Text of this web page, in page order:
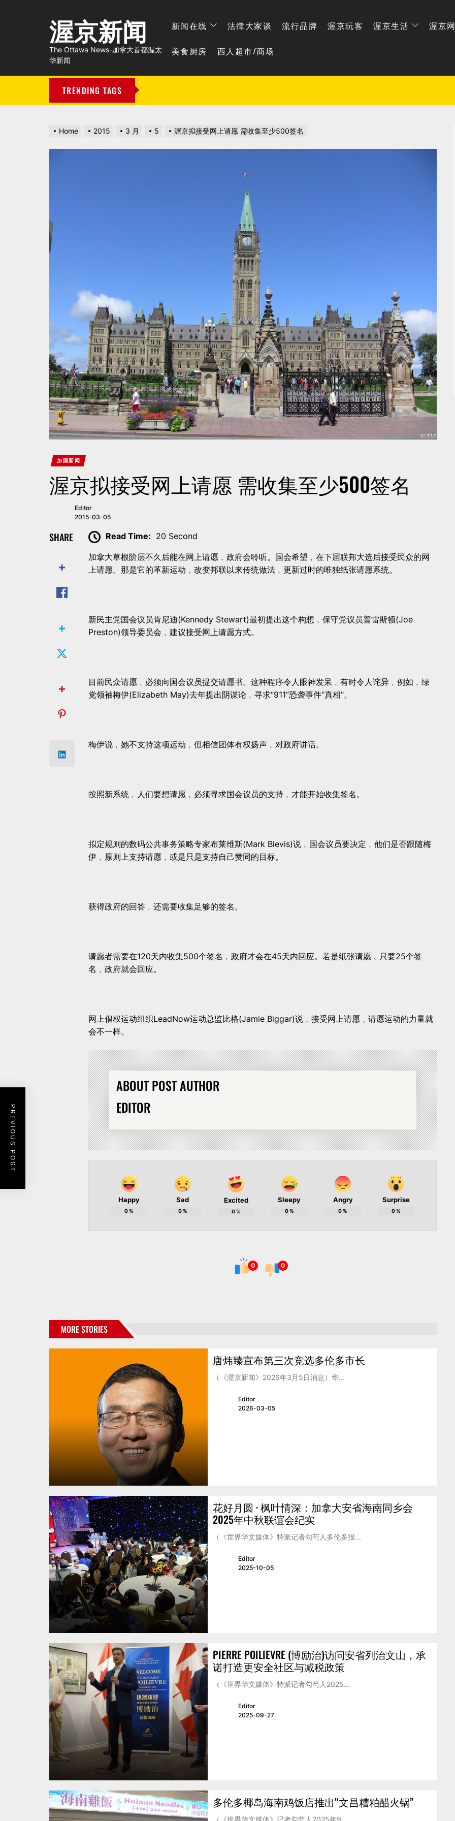
渥京新闻
The Ottawa News-加拿大首都渥太
华新闻
新闻在线 法律大家谈 流行品牌 渥京玩客 渥京生活 渥京
美食厨房 西人超市/商场
TRENDING TAGS
Home 2015 3 月 5 渥京拟接受网上请愿 需收集至少500签名
加国新闻
渥京拟接受网上请愿 需收集至少500签名
Editor
2015-03-05
SHARE Read Time: 20 Second
加拿大草根阶层不久后能在网上请愿﹐政府会聆听。国会希望﹐在下届联邦大选后接受民众的网
上请愿。那是它的革新运动﹐改变邦联以来传统做法﹐更新过时的唯独纸张请愿系统。
新民主党国会议员肯尼迪(Kennedy Stewart)最初提出这个构想﹐保守党议员普雷斯顿(Joe
Preston)领导委员会﹐建议接受网上请愿方式。
目前民众请愿﹐必须向国会议员提交请愿书。这种程序令人眼神发呆﹐有时令人诧异﹐例如﹐绿
党领袖梅伊(Elizabeth May)去年提出阴谋论﹐寻求“911”恐袭事件“真相”。
梅伊说﹐她不支持这项运动﹐但相信团体有权扬声﹐对政府讲话。
按照新系统﹐人们要想请愿﹐必须寻求国会议员的支持﹐才能开始收集签名。
拟定规则的数码公共事务策略专家布莱维斯(Mark Blevis)说﹐国会议员要决定﹐他们是否跟随梅
伊﹐原则上支持请愿﹐或是只是支持自己赞同的目标。
获得政府的回答﹐还需要收集足够的签名。
请愿者需要在120天内收集500个签名﹐政府才会在45天内回应。若是纸张请愿﹐只要25个签
名﹐政府就会回应。
网上倡权运动组织LeadNow运动总监比格(Jamie Biggar)说﹐接受网上请愿﹐请愿运动的力量就
会不一样。
ABOUT POST AUTHOR
EDITOR
Happy
0%
Sad
0%
Excited
0%
Sleepy
0%
Angry
0%
Surprise
0%
0 0
PREVIOUS POST
MORE STORIES
唐炜臻宣布第三次竞选多伦多市长
（《渥京新闻》2026年3月5日消息）华...
Editor
2026-03-05
花好月圆 · 枫叶情深：加拿大安省海南同乡会
2025年中秋联谊会纪实
（《世界华文媒体》特派记者勾芍人多伦多报...
Editor
2025-10-05
PIERRE POILIEVRE (博励治)访问安省列治文山，承
诺打造更安全社区与减税政策
（《世界华文媒体》特派记者勾芍人2025...
Editor
2025-09-27
多伦多椰岛海南鸡饭店推出“文昌糟粕醋火锅”